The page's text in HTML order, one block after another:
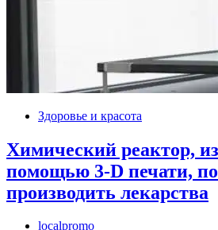
Здоровье и красота
Химический реактор,
помощью 3-D печати,
производить лекарства
localpromo